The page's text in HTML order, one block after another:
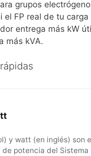
grupos
el FP real de tu
entrega más kW
más kVA.
y watt (en inglés) son
de potencia del Sistema